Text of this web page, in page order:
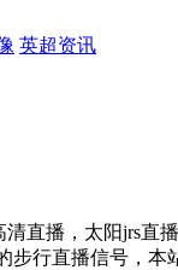
英超资讯
直播，太阳jrs直
步行直播信号，